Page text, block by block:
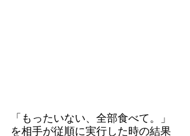
「もったいない、全部食べて。」
を相手が従順に実行した時の結果